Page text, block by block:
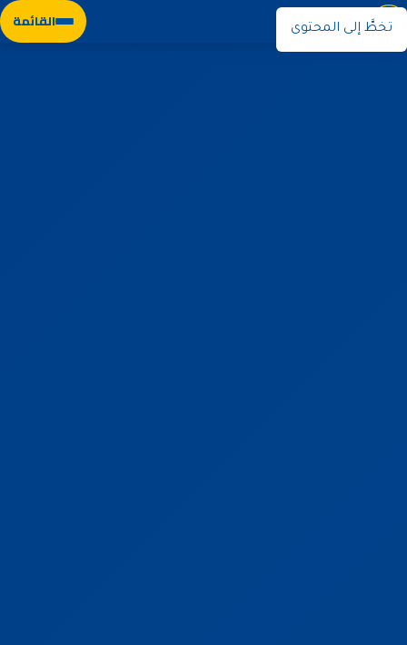
تخطَّ إلى المحتوى القائمة نوران